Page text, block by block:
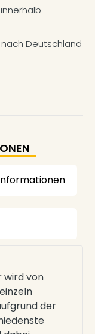
Deutschland
wird von
der